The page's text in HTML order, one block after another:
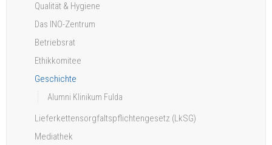
Qualität & Hygiene
Das INO-Zentrum
Betriebsrat
Ethikkomitee
Geschichte
Alumni Klinikum Fulda
Lieferkettensorgfaltspflichtengesetz (LkSG)
Mediathek